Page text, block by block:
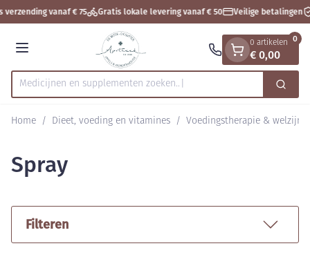
Ga naar de inhoud
1 van 1vanaf € 75 Gratis lokale levering vanaf € 50 Veilige betalingen
Menu
Product, merk, categorie...
Medicijnen en supplem Zoek
0 artikelen
€ 0,00
0
Home / Dieet, voeding en vitamines / Voedingstherapie & welzijn
Spray
Filteren